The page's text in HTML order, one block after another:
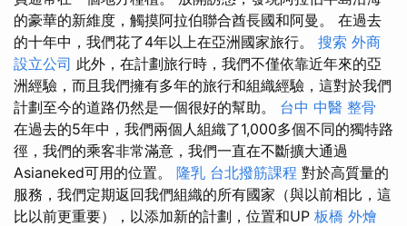
的豪華的新維度，觸摸阿拉伯聯合酋長國和阿曼。 在過去
的十年中，我們花了4年以上在亞洲國家旅行。 搜索 外商
設立公司 此外，在計劃旅行時，我們不僅依靠近年來的亞
洲經驗，而且我們擁有多年的旅行和組織經驗，這對於我們
計劃至今的道路仍然是一個很好的幫助。 台中 中醫 整骨
在過去的5年中，我們兩個人組織了1,000多個不同的獨特路
徑，我們的乘客非常滿意，我們一直在不斷擴大通過
Asianeked可用的位置。 隆乳 台北撥筋課程 對於高質量的
服務，我們定期返回我們組織的所有國家（與以前相比，這
比以前更重要），以添加新的計劃，位置和UP 板橋 外燴